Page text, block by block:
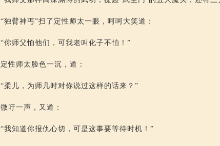
“独臂神丐”扫了定性师太一眼，呵呵大笑道：
“你师父怕他们，可我老叫化子不怕！”
定性师太脸色一沉，道：
“柔儿，为师几时对你说过这样的话来？”
微吁一声，又道：
“我知道你报仇心切，可是这事要等待时机！”